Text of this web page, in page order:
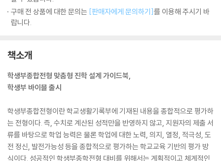
구매 전 상품에 대한 문의는 [판매자에게 문의하기]를 이용해 주시기 바
랍니다.
책소개
학생부종합전형 맞춤형 진학 설계 가이드북,
학생부 바이블 출시
학생부종합전형이란 학교생활기록부에 기재된 내용을 종합적으로 평가하
는 전형이다. 즉, 수치로 계산된 성적만을 반영하지 않고, 지원자의 제출 서
류를 바탕으로 학업 능력은 물론 학업에 대한 노력, 의지, 열정, 적극성, 도
전 정신, 발전가능성 등을 종합적으로 평가하는 학교교육 기반의 평가 방
식이다. 성공적인 학생부종학전형 대비를 위해서는 계획적이고 체계적인